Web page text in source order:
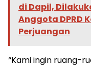
di Dapil,
Anggota DPRD
Perjuangan
“Kami ingin ruang-